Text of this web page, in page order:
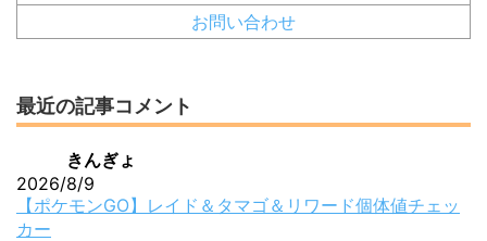
お問い合わせ
最近の記事コメント
きんぎょ
2026/8/9
【ポケモンGO】レイド＆タマゴ＆リワード個体値チェッ
カー